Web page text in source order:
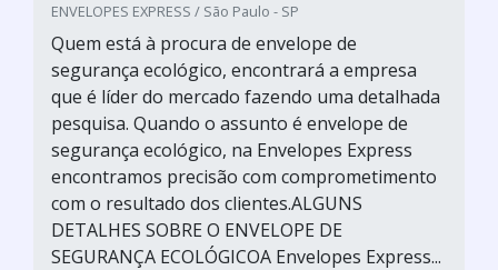
ENVELOPES EXPRESS / São Paulo - SP
Quem está à procura de envelope de
segurança ecológico, encontrará a empresa
que é líder do mercado fazendo uma detalhada
pesquisa. Quando o assunto é envelope de
segurança ecológico, na Envelopes Express
encontramos precisão com comprometimento
com o resultado dos clientes.ALGUNS
DETALHES SOBRE O ENVELOPE DE
SEGURANÇA ECOLÓGICOA Envelopes Express...